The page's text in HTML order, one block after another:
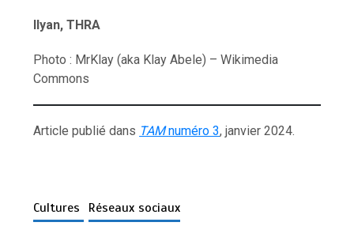
Ilyan, THRA
Photo : MrKlay (aka Klay Abele) – Wikimedia
Commons
Article publié dans TAMnuméro 3, janvier 2024.
Cultures Réseaux sociaux